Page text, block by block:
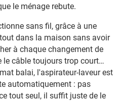
le ménage rebute.
sans fil, grâce à une
dans la maison sans avoir
à chaque changement de
le câble toujours trop court…
balai, l'aspirateur-laveur est
automatiquement : pas
tout seul, il suffit juste de le